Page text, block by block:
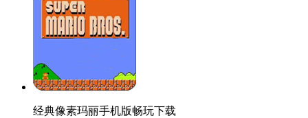
经典像素玛丽手机版畅玩下载